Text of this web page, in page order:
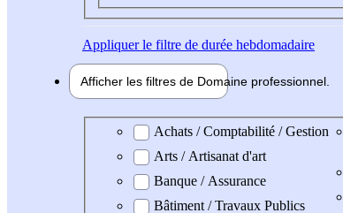
Appliquerle filtre de durée hebdomadaire
Afficher les filtres de Domaine professionnel
Domaine professionel
Achats / Comptabilité / Gestion
Arts / Artisanat d'art
Banque / Assurance
Bâtiment / Travaux Publics